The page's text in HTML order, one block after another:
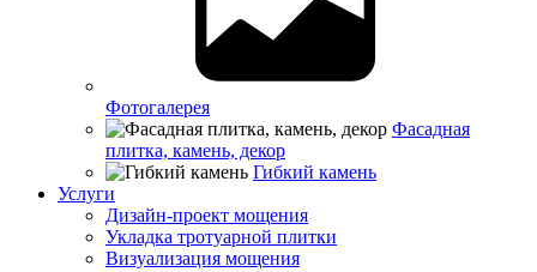
Фотогалерея
Фасадная
плитка, камень, декор
Гибкий камень
Услуги
Дизайн-проект мощения
Укладка тротуарной плитки
Визуализация мощения